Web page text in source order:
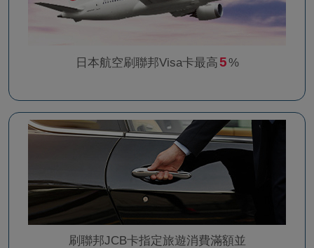
日本航空刷聯邦Visa卡最高5%
刷聯邦JCB卡指定旅遊消費滿額並